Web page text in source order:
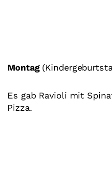
Montag
Es gab Ravioli mit
Pizza.